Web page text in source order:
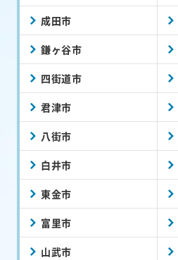
成田市
鎌ヶ谷市
四街道市
君津市
八街市
白井市
東金市
富里市
山武市